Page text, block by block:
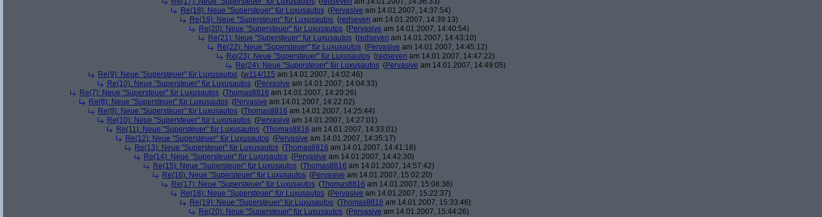
Re(18): Neue "Supersteuer" für Luxusautos (Pervasive am 14.01.2007, 14:37:54)
Re(19): Neue "Supersteuer" für Luxusautos (redseven am 14.01.2007, 14:39:13)
Re(20): Neue "Supersteuer" für Luxusautos (Pervasive am 14.01.2007, 14:40:54)
Re(21): Neue "Supersteuer" für Luxusautos (redseven am 14.01.2007, 14:43:10)
Re(22): Neue "Supersteuer" für Luxusautos (Pervasive am 14.01.2007, 14:45:12)
Re(23): Neue "Supersteuer" für Luxusautos (redseven am 14.01.2007, 14:47:22)
Re(24): Neue "Supersteuer" für Luxusautos (Pervasive am 14.01.2007, 14:49:05)
Re(9): Neue "Supersteuer" für Luxusautos (w114/115 am 14.01.2007, 14:02:46)
Re(10): Neue "Supersteuer" für Luxusautos (Pervasive am 14.01.2007, 14:04:33)
Re(7): Neue "Supersteuer" für Luxusautos (Thomas8816 am 14.01.2007, 14:20:26)
Re(8): Neue "Supersteuer" für Luxusautos (Pervasive am 14.01.2007, 14:22:02)
Re(9): Neue "Supersteuer" für Luxusautos (Thomas8816 am 14.01.2007, 14:25:44)
Re(10): Neue "Supersteuer" für Luxusautos (Pervasive am 14.01.2007, 14:27:01)
Re(11): Neue "Supersteuer" für Luxusautos (Thomas8816 am 14.01.2007, 14:33:01)
Re(12): Neue "Supersteuer" für Luxusautos (Pervasive am 14.01.2007, 14:35:17)
Re(13): Neue "Supersteuer" für Luxusautos (Thomas8816 am 14.01.2007, 14:41:18)
Re(14): Neue "Supersteuer" für Luxusautos (Pervasive am 14.01.2007, 14:42:30)
Re(15): Neue "Supersteuer" für Luxusautos (Thomas8816 am 14.01.2007, 14:57:42)
Re(16): Neue "Supersteuer" für Luxusautos (Pervasive am 14.01.2007, 15:02:20)
Re(17): Neue "Supersteuer" für Luxusautos (Thomas8816 am 14.01.2007, 15:08:36)
Re(18): Neue "Supersteuer" für Luxusautos (Pervasive am 14.01.2007, 15:22:37)
Re(19): Neue "Supersteuer" für Luxusautos (Thomas8816 am 14.01.2007, 15:33:46)
Re(20): Neue "Supersteuer" für Luxusautos (Pervasive am 14.01.2007, 15:44:26)